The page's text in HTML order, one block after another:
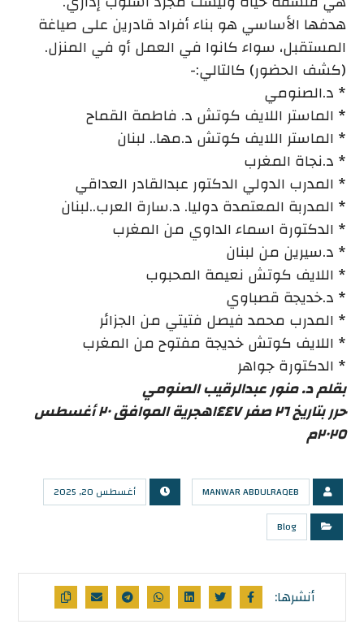
هدفها الأساسي هو بناء أفراد قادرين على صياغة
المستقبل، سواء كانوا في العمل أو في المنزل.
(كشف الحضور) كالتالي:-
* د.الصنومي
* الماستر اللايف كوتش د. فاطمة القماح
* الماستر اللايف كوتش د.مها.. لبنان
* د.نجاة المغرب
* المدرب الدولي الدكتور عبدالقادر العداقي
* المدربة المعتمدة دوليا. د.سارة العرب..لبنان
* الدكتورة اسماء الداوي من المغرب
* د.سيرين من لبنان
* اللايف كوتش نعيمة المحبوب
* د.خديجة قصباوي
* المدرب محمد فيصل فتيتي من الجزائر
* اللايف كوتش خديجة مفتوح من المغرب
* الدكتورة جواهر
بقلم د. منور عبدالرقيب الصنومي
حرر بتاريخ ٢٦ صفر ١٤٤٧هجرية الموافق ٢٠ أغسطس
٢٠٢٥م
MANWAR ABDULRAQEB
أغسطس 20, 2025
Blog